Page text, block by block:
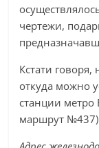
чертежи,
Кстати говоря,
откуда можно
станции метро
маршрут